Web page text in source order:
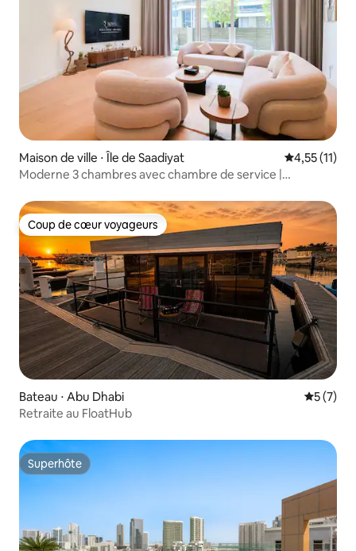
Maison de ville ⋅ Île de Saadiyat Évaluation
4,55 (11)
Moderne 3 chambres avec chambre de service |
Coup de cœur voyageurs
Coup de cœur voyageurs
Bateau ⋅ Abu Dhabi
5 (7)
Retraite au FloatHub
Superhôte
Superhôte